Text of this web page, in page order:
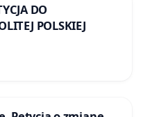
DO
POLSKIEJ